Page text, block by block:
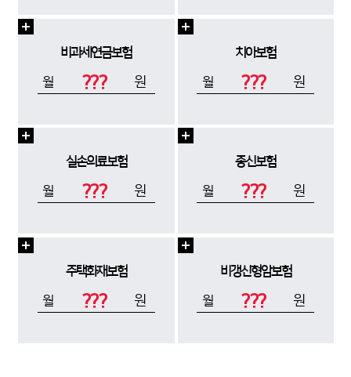
비과세연금보험
월 ??? 원
치아보험
월 ??? 원
실손의료보험
월 ??? 원
종신보험
월 ??? 원
주택화재보험
월 ??? 원
비갱신형암보험
월 ??? 원